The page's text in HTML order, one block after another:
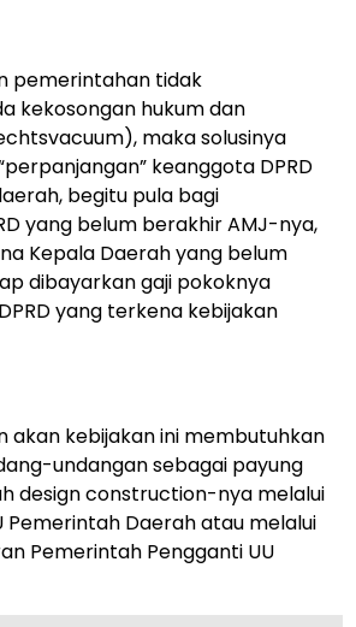
pemerintahan tidak
kekosongan hukum dan
maka solusinya
keanggota DPRD
begitu pula bagi
yang belum berakhir AMJ-nya,
Kepala Daerah yang belum
dibayarkan gaji pokoknya
yang terkena kebijakan
akan kebijakan ini membutuhkan
undangan sebagai payung
design construction-nya melalui
Pemerintah Daerah atau melalui
Pemerintah Pengganti UU